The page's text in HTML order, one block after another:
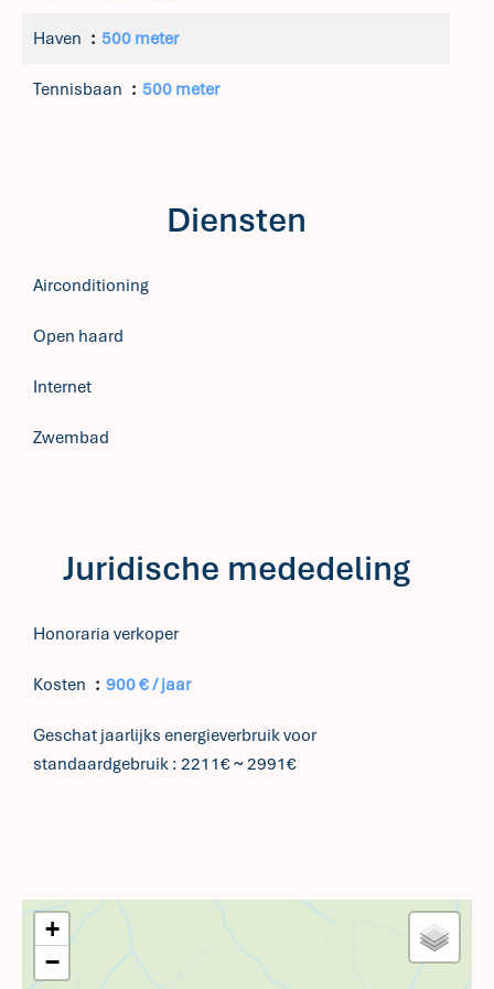
Haven 500 meter
Tennisbaan 500 meter
Diensten
Airconditioning
Open haard
Internet
Zwembad
Juridische mededeling
Honoraria verkoper
Kosten 900 € / jaar
Geschat jaarlijks energieverbruik voor
standaardgebruik : 2211€ ~ 2991€
+
−